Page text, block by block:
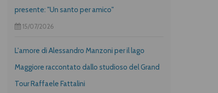
presente: "Un santo per amico"
15/07/2026
L'amore di Alessandro Manzoni per il lago
Maggiore raccontato dallo studioso del Grand
Tour Raffaele Fattalini